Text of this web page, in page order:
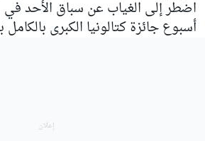
اضطر إلى الغياب عن سباق الأحد في
أسبوع جائزة كتالونيا الكبرى